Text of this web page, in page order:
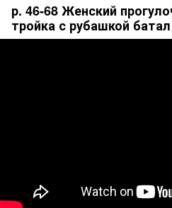
р. 46-68 Женский
тройка с рубашкой батал